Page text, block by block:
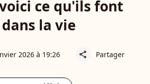
ce qu'ils font
dans la vie
2026 à 19:26 share Partager